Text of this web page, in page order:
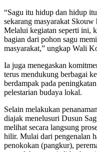
“Sagu itu hidup dan hidup
sekarang masyarakat
Melalui kegiatan seperti ini,
bagian dari pohon sagu
masyarakat,” ungkap Wali
Ia juga menegaskan
terus mendukung berbagai
berdampak pada
pelestarian budaya lokal.
Selain melakukan
diajak menelusuri Dusun
melihat secara langsung
hilir. Mulai dari pengenalan
penokokan (pangkur),